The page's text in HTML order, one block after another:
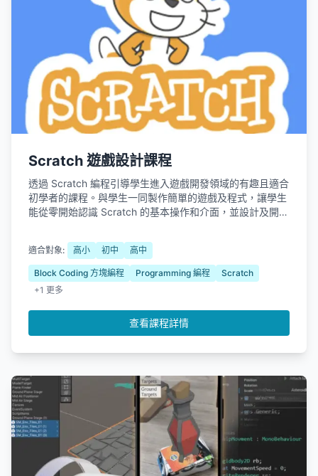
Scratch 遊戲設計課程
透過 Scratch 編程引導學生進入遊戲開發領域的有趣且適合
初學者的課程。與學生一同製作簡單的遊戲及程式，讓學生
能從零開始認識 Scratch 的基本操作和介面，並設計及開發
適合對象: 高小 初中 高中
Block Coding 方塊編程 Programming 編程
Scratch
+1 更多
查看課程詳情